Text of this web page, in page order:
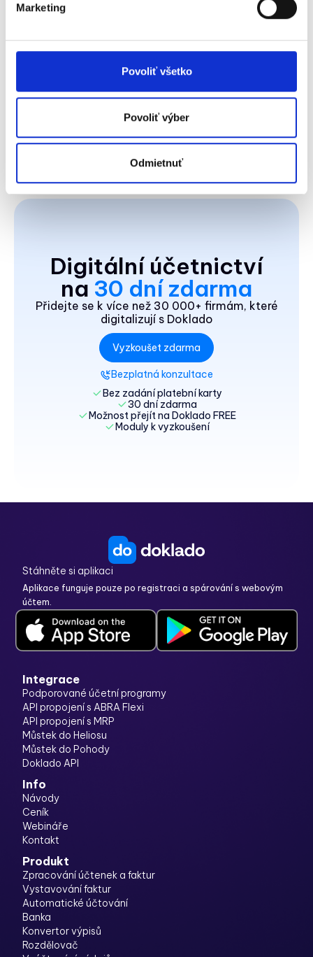
Marketing
Povoliť všetko
Povoliť výber
Odmietnuť
videonávod
sadzbami DPH.
KROS Omega
Postupujte podľausmernení od
Digitální účetnictví
na 30 dní zdarma
Přidejte se k více než 30 000+ firmám, které
digitalizují s Doklado
Vyzkoušet zdarma
Bezplatná konzultace
Bez zadání platební karty
30 dní zdarma
Možnost přejít na Doklado FREE
Moduly k vyzkoušení
Stáhněte si aplikaci
Aplikace funguje pouze po registraci a spárování s webovým
účtem.
Integrace
Podporované účetní programy
API propojení s ABRA Flexi
API propojení s MRP
Můstek do Heliosu
Můstek do Pohody
Doklado API
Info
Návody
Ceník
Webináře
Kontakt
Produkt
Zpracování účtenek a faktur
Vystavování faktur
Automatické účtování
Banka
Konvertor výpisů
Rozdělovač